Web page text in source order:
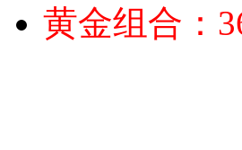
黄金组合：